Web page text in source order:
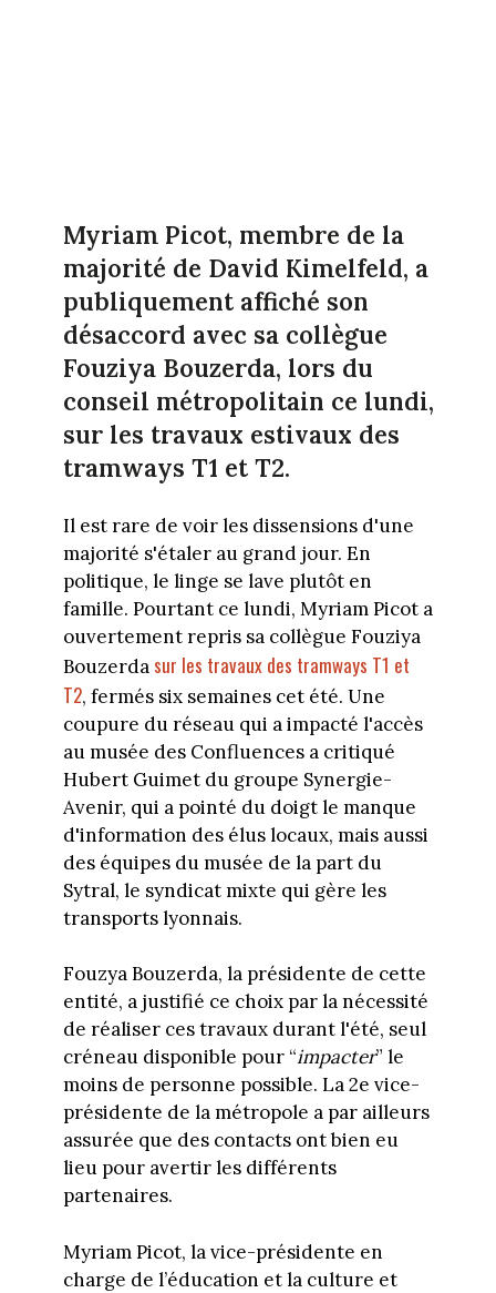
Myriam Picot, membre de la
majorité de David Kimelfeld, a
publiquement affiché son
désaccord avec sa collègue
Fouziya Bouzerda, lors du
conseil métropolitain ce lundi,
sur les travaux estivaux des
tramways T1 et T2.
Il est rare de voir les dissensions d'une
majorité s'étaler au grand jour. En
politique, le linge se lave plutôt en
famille. Pourtant ce lundi, Myriam Picot a
ouvertement repris sa collègue Fouziya
Bouzerdasur les travaux des tramways T1 et
T2, fermés six semaines cet été. Une
coupure du réseau qui a impacté l'accès
au musée des Confluences a critiqué
Hubert Guimet du groupe Synergie-
Avenir, qui a pointé du doigt le manque
d'information des élus locaux, mais aussi
des équipes du musée de la part du
Sytral, le syndicat mixte qui gère les
transports lyonnais.
Fouzya Bouzerda, la présidente de cette
entité, a justifié ce choix par la nécessité
de réaliser ces travaux durant l'été, seul
créneau disponible pour “impacter” le
moins de personne possible. La 2e vice-
présidente de la métropole a par ailleurs
assurée que des contacts ont bien eu
lieu pour avertir les différents
partenaires.
Myriam Picot, la vice-présidente en
charge de l’éducation et la culture et